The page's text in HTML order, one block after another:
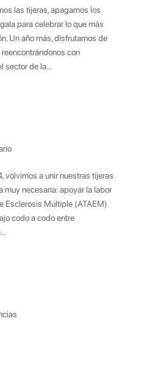
las tijeras, apagamos los
para celebrar lo que más
Un año más, disfrutamos de
con
sector de la...
volvimos a unir nuestras tijeras
muy necesaria: apoyar la labor
Esclerosis Múltiple (ATAEM).
codo a codo entre